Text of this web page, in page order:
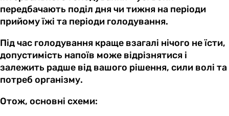
передбачають поділ дня чи тижня на періоди
прийому їжі та періоди голодування.
Під час голодування краще взагалі нічого не їсти,
допустимість напоїв може відрізнятися і
залежить радше від вашого рішення, сили волі та
потреб організму.
Отож, основні схеми: